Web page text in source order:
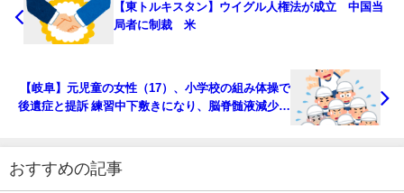
【東トルキスタン】ウイグル人権法が成立 中国当
局者に制裁 米
【岐阜】元児童の女性（17）、小学校の組み体操で
後遺症と提訴 練習中下敷きになり、脳脊髄液減少症
おすすめの記事